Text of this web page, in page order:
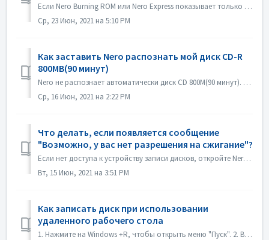
Если Nero Burning ROM или Nero Express показывает только заставку, но без окна приложения, проверьте, не работает ли на вашем компьютере какой-либо дисковод...
Ср, 23 Июн, 2021 на 5:10 PM
Как заставить Nero распознать мой диск CD-R
800MB(90 минут)
Nero не распознает автоматически диск CD 800M(90 минут). Он по-прежнему распознается как 700M(80 минут). Если вам нужно записать полный диск с данными почт...
Ср, 16 Июн, 2021 на 2:22 PM
Что делать, если появляется сообщение
"Возможно, у вас нет разрешения на сжигание"?
Если нет доступа к устройству записи дисков, откройте Nero Burning ROM или Nero Express, появится сообщение об ошибке. Как решить эту проблему: Под уч...
Вт, 15 Июн, 2021 на 3:51 PM
Как записать диск при использовании
удаленного рабочего стола
1. Нажмите на Windows +R, чтобы открыть меню "Пуск". 2. Введите gpedit.msc в поле поиска и нажмите клавишу [Enter] на клавиатуре. Откроется редак...